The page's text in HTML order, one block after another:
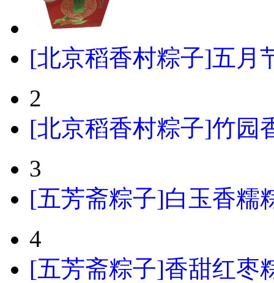
[北京稻香村粽子]五月
2
[北京稻香村粽子]竹园
3
[五芳斋粽子]白玉香糯
4
[五芳斋粽子]香甜红枣